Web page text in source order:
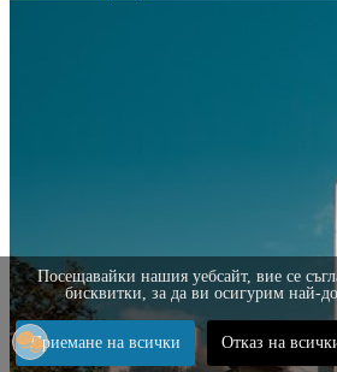
Посещавайки нашия уебсайт, вие се
бисквитки, за да ви осигурим най-
Приемане на всички Отказ на